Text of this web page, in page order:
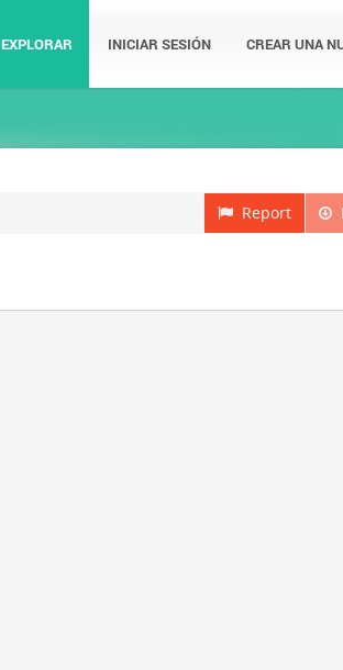
EXPLORAR INICIAR SESIÓN CREAR UNA
Report